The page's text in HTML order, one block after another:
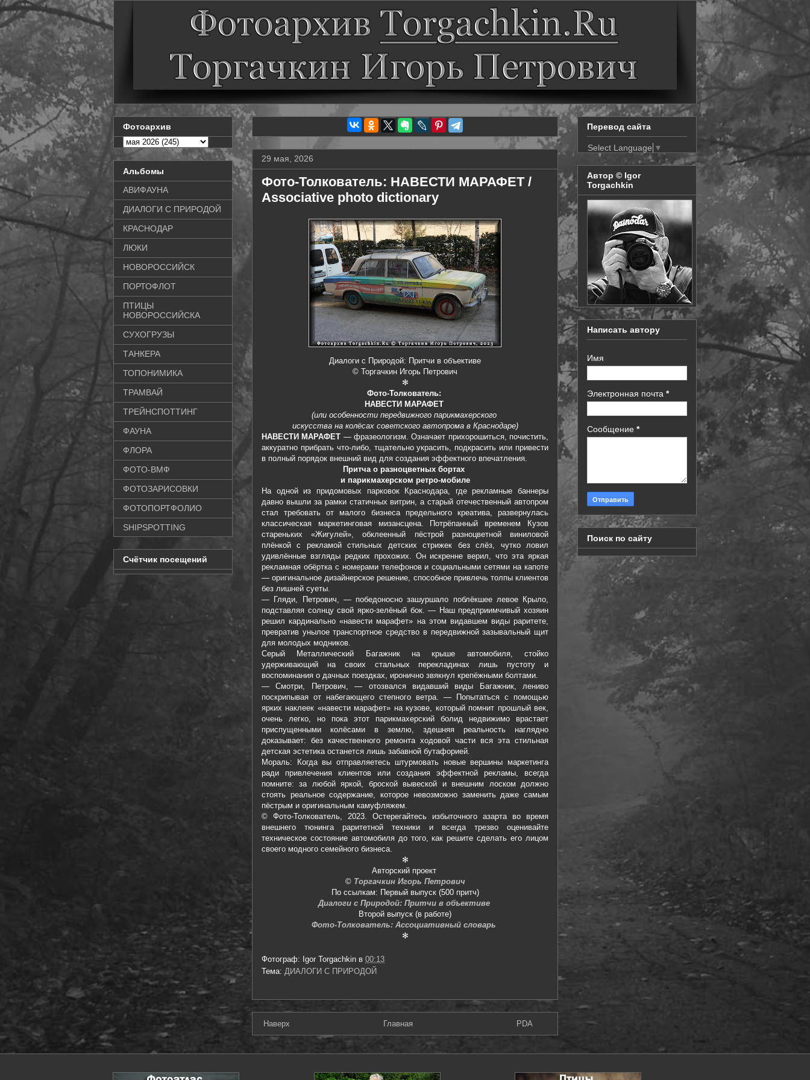
29 мая, 2026
Фото-Толкователь: НАВЕСТИ МАРАФЕТ /
Associative photo dictionary
Диалоги с Природой: Притчи в объективе
© Торгачкин Игорь Петрович
✻
Фото-Толкователь:
НАВЕСТИ МАРАФЕТ
(или особенности передвижного парикмахерского
искусства на колёсах советского автопрома в Краснодаре)
НАВЕСТИ МАРАФЕТ — фразеологизм. Означает прихорошиться, почистить,
аккуратно прибрать что-либо, тщательно украсить, подкрасить или привести
в полный порядок внешний вид для создания эффектного впечатления.
Притча о разноцветных бортах
и парикмахерском ретро-мобиле
На одной из придомовых парковок Краснодара, где рекламные баннеры
давно вышли за рамки статичных витрин, а старый отечественный автопром
стал требовать от малого бизнеса предельного креатива, развернулась
классическая маркетинговая мизансцена. Потрёпанный временем Кузов
стареньких «Жигулей», обклеенный пёстрой разноцветной виниловой
плёнкой с рекламой стильных детских стрижек без слёз, чутко ловил
удивлённые взгляды редких прохожих. Он искренне верил, что эта яркая
рекламная обёртка с номерами телефонов и социальными сетями на капоте
— оригинальное дизайнерское решение, способное привлечь толпы клиентов
без лишней суеты.
— Гляди, Петрович, — победоносно зашуршало поблёкшее левое Крыло,
подставляя солнцу свой ярко-зелёный бок. — Наш предприимчивый хозяин
решил кардинально «навести марафет» на этом видавшем виды раритете,
превратив унылое транспортное средство в передвижной зазывальный щит
для молодых модников.
Серый Металлический Багажник на крыше автомобиля, стойко
удерживающий на своих стальных перекладинах лишь пустоту и
воспоминания о дачных поездках, иронично звякнул крепёжными болтами.
— Смотри, Петрович, — отозвался видавший виды Багажник, лениво
поскрипывая от набегающего степного ветра. — Попытаться с помощью
ярких наклеек «навести марафет» на кузове, который помнит прошлый век,
очень легко, но пока этот парикмахерский болид недвижимо врастает
приспущенными колёсами в землю, здешняя реальность наглядно
доказывает: без качественного ремонта ходовой части вся эта стильная
детская эстетика останется лишь забавной бутафорией.
Мораль: Когда вы отправляетесь штурмовать новые вершины маркетинга
ради привлечения клиентов или создания эффектной рекламы, всегда
помните: за любой яркой, броской вывеской и внешним лоском должно
стоять реальное содержание, которое невозможно заменить даже самым
пёстрым и оригинальным камуфляжем.
© Фото-Толкователь, 2023. Остерегайтесь избыточного азарта во время
внешнего тюнинга раритетной техники и всегда трезво оценивайте
техническое состояние автомобиля до того, как решите сделать его лицом
своего модного семейного бизнеса.
✻
Авторский проект
© Торгачкин Игорь Петрович
По ссылкам: Первый выпуск (500 притч)
Диалоги с Природой: Притчи в объективе
Второй выпуск (в работе)
Фото-Толкователь: Ассоциативный словарь
✻
Фотограф: Igor Torgachkin в 00:13
Тема: ДИАЛОГИ С ПРИРОДОЙ
Наверх Главная PDA
Фотоархив
Альбомы
АВИФАУНА
ДИАЛОГИ С ПРИРОДОЙ
КРАСНОДАР
ЛЮКИ
НОВОРОССИЙСК
ПОРТОФЛОТ
ПТИЦЫ
НОВОРОССИЙСКА
СУХОГРУЗЫ
ТАНКЕРА
ТОПОНИМИКА
ТРАМВАЙ
ТРЕЙНСПОТТИНГ
ФАУНА
ФЛОРА
ФОТО-ВМФ
ФОТОЗАРИСОВКИ
ФОТОПОРТФОЛИО
SHIPSPOTTING
Счётчик посещений
Перевод сайта
Select Language ▼
Автор © Igor
Torgachkin
Написать автору
Имя
Электронная почта *
Сообщение *
Поиск по сайту